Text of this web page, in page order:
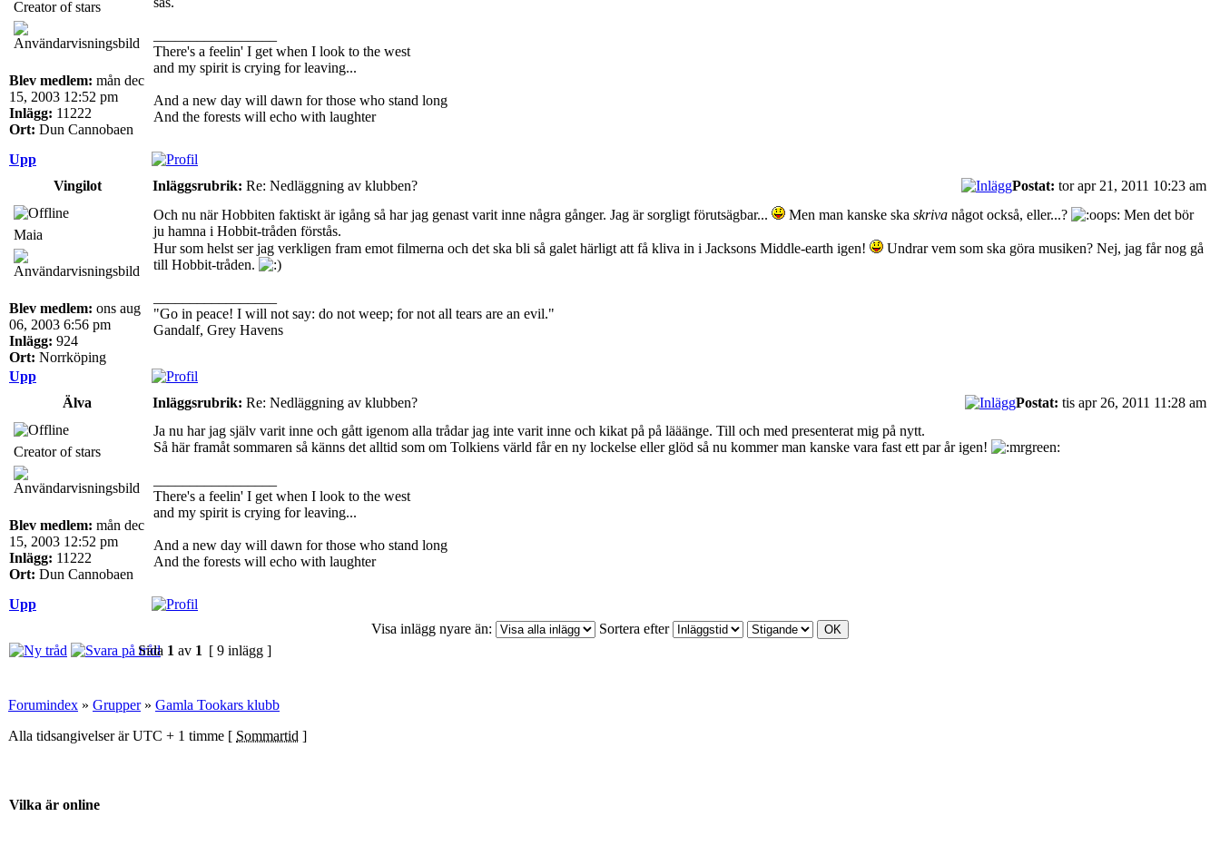
Creator of stars
Blev medlem: mån dec
15, 2003 12:52 pm
Inlägg: 11222
Ort: Dun Cannobaen
There's a feelin' I get when I look to the west
and my spirit is crying for leaving...
And a new day will dawn for those who stand long
And the forests will echo with laughter
Upp
Vingilot
Inläggsrubrik: Re: Nedläggning av klubben? Postat: tor apr 21, 2011 10:23 am
Maia
Blev medlem: ons aug
06, 2003 6:56 pm
Inlägg: 924
Ort: Norrköping
Och nu när Hobbiten faktiskt är igång så har jag genast varit inne några gånger. Jag är sorgligt förutsägbar... Men man kanske ska skriva något också, eller...?
Men det bör
ju hamna i Hobbit-tråden förstås.
Hur som helst ser jag verkligen fram emot filmerna och det ska bli så galet härligt att få kliva in i Jacksons Middle-earth igen!
Undrar vem som ska göra musiken? Nej, jag får nog gå
till Hobbit-tråden.
"Go in peace! I will not say: do not weep; for not all tears are an evil."
Gandalf, Grey Havens
Upp
Älva
Inläggsrubrik: Re: Nedläggning av klubben? Postat: tis apr 26, 2011 11:28 am
Creator of stars
Blev medlem: mån dec
15, 2003 12:52 pm
Inlägg: 11222
Ort: Dun Cannobaen
Ja nu har jag själv varit inne och gått igenom alla trådar jag inte varit inne och kikat på på lääänge. Till och med presenterat mig på nytt.
Så här framåt sommaren så känns det alltid som om Tolkiens värld får en ny lockelse eller glöd så nu kommer man kanske vara fast ett par år igen!
There's a feelin' I get when I look to the west
and my spirit is crying for leaving...
And a new day will dawn for those who stand long
And the forests will echo with laughter
Upp
Visa inlägg nyare än:
Sortera efter
Sida 1 av 1 [ 9 inlägg ]
Forumindex » Grupper» Gamla Tookars klubb
Alla tidsangivelser är UTC + 1 timme [ Sommartid ]
Vilka är online